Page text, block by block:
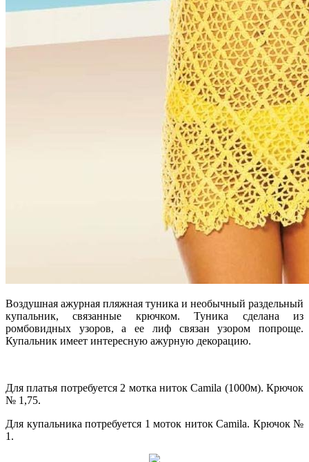
Воздушная ажурная пляжная туника и необычный раздельный
купальник, связанные крючком. Туника сделана из
ромбовидных узоров, а ее лиф связан узором попроще.
Купальник имеет интересную ажурную декорацию.
Для платья потребуется 2 мотка ниток Camila (1000м). Крючок
№ 1,75.
Для купальника потребуется 1 моток ниток Camila. Крючок №
1.